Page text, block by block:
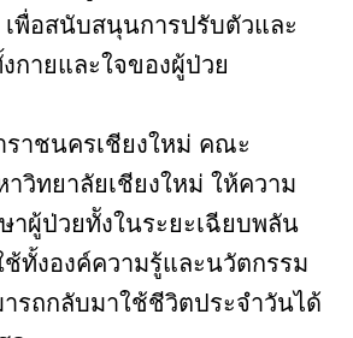
พื่อสนับสนุนการปรับตัวและ
กายและใจของผู้ป่วย
ราชนครเชียงใหม่ คณะ
วิทยาลัยเชียงใหม่ ให้ความ
าผู้ป่วยทัังในระยะเฉียบพลัน
ทั้งองค์ความรู้และนวัตกรรม
ารถกลับมาใช้ชีวิตประจำวันได้